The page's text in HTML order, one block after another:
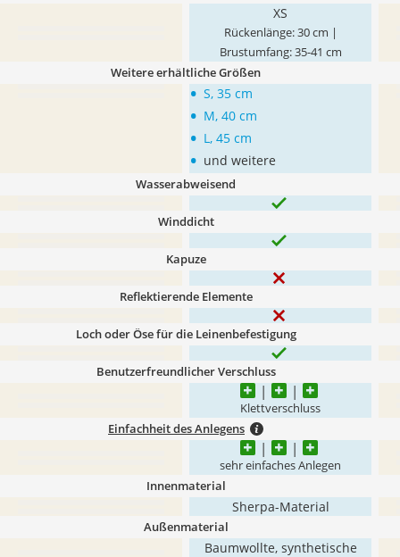
XS
Rückenlänge: 30 cm |
Brustumfang: 35-41 cm
Weitere erhältliche Größen
• S, 35 cm
• M, 40 cm
• L, 45 cm
• und weitere
Wasserabweisend
Winddicht
Kapuze
Reflektierende Elemente
Loch oder Öse für die Leinenbefestigung
Benutzerfreundlicher Verschluss
Klettverschluss
Einfachheit des Anlegens
sehr einfaches Anlegen
Innenmaterial
Sherpa-Material
Außenmaterial
Baumwollte, synthetische